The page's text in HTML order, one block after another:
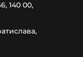
140 00,